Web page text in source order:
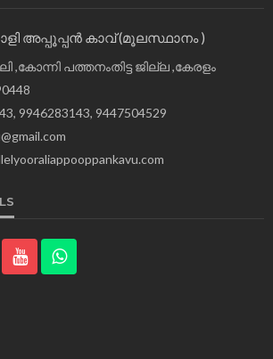
അപ്പൂപ്പന്‍ കാവ് (മൂലസ്ഥാനം )
,കോന്നി പത്തനംതിട്ട ജില്ല ,കേരളം
9946283143, 9447504529